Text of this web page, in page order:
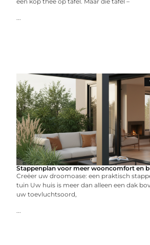
...
Stappenplan voor meer wooncomfort en
Creëer uw droomoase: een praktisch
tuin Uw huis is meer dan alleen een dak
uw toevluchtsoord,
...